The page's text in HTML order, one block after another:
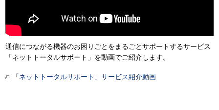
通信につながる機器のお困りごとをまるごとサポートするサービス
「ネットトータルサポート」を動画でご紹介します。
「ネットトータルサポート」サービス紹介動画